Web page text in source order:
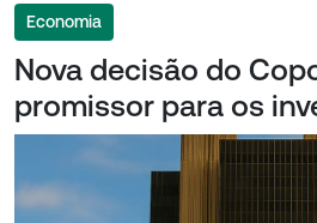
Economia
Nova decisão do
promissor para os